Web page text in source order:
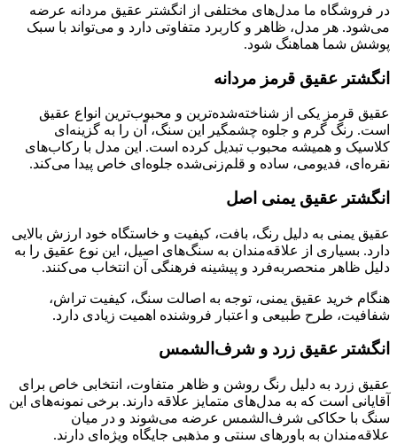
در فروشگاه ما مدل‌های مختلفی از انگشتر عقیق مردانه عرضه
می‌شود. هر مدل، ظاهر و کاربرد متفاوتی دارد و می‌تواند با سبک
پوشش شما هماهنگ شود.
انگشتر عقیق قرمز مردانه
عقیق قرمز یکی از شناخته‌شده‌ترین و محبوب‌ترین انواع عقیق
است. رنگ گرم و جلوه چشمگیر این سنگ، آن را به گزینه‌ای
کلاسیک و همیشه محبوب تبدیل کرده است. این مدل با رکاب‌های
نقره‌ای، فدیومی، ساده و قلم‌زنی‌شده جلوه‌ای خاص پیدا می‌کند.
انگشتر عقیق یمنی اصل
عقیق یمنی به دلیل رنگ، بافت، کیفیت و خاستگاه خود ارزش بالایی
دارد. بسیاری از علاقه‌مندان به سنگ‌های اصیل، این نوع عقیق را به
دلیل ظاهر منحصربه‌فرد و پیشینه فرهنگی آن انتخاب می‌کنند.
هنگام خرید عقیق یمنی، توجه به اصالت سنگ، کیفیت تراش،
شفافیت، طرح طبیعی و اعتبار فروشنده اهمیت زیادی دارد.
انگشتر عقیق زرد و شرف‌الشمس
عقیق زرد به دلیل رنگ روشن و ظاهر متفاوت، انتخابی خاص برای
آقایانی است که به مدل‌های متمایز علاقه دارند. برخی نمونه‌های این
سنگ با حکاکی شرف‌الشمس عرضه می‌شوند و در میان
علاقه‌مندان به باورهای سنتی و مذهبی جایگاه ویژه‌ای دارند.